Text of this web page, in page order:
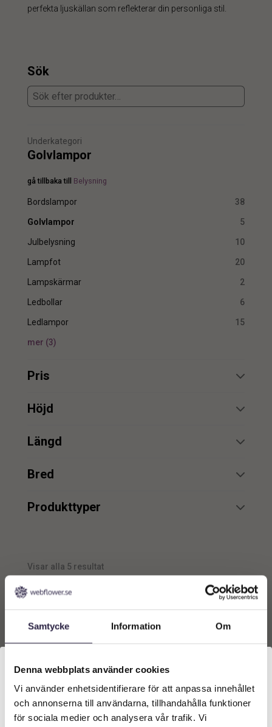
Samtycke Information Om
Denna webbplats använder cookies
Vi använder enhetsidentifierare för att anpassa innehållet
och annonserna till användarna, tillhandahålla funktioner
för sociala medier och analysera vår trafik. Vi
perfekta ljuskällan som reflekterar din personliga stil.
Sök
Underkategori
Golvlampor
gå tillbaka till Belysning
Bordslampor 38
Golvlampor 5
Julbelysning 10
Lampfot 20
Lampskärmar 2
Ledbollar 6
Ledlampor 15
mer (3)
Pris
min.
min. max.
Höjd
min.
min. max.
Längd
min.
Bred
min.
min.
Produkttyper
Visar alla 5 resultat
Välkommen till Webflower
Vilken typ av kund är du? Du kan alltid justera ditt val
längst upp på sidan.